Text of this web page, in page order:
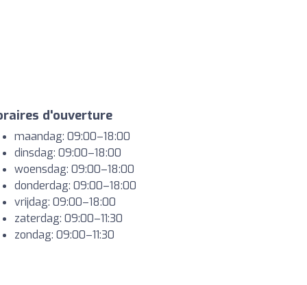
d'ouverture
maandag: 09:00–18:00
dinsdag: 09:00–18:00
woensdag: 09:00–18:00
donderdag: 09:00–18:00
vrijdag: 09:00–18:00
zaterdag: 09:00–11:30
zondag: 09:00–11:30